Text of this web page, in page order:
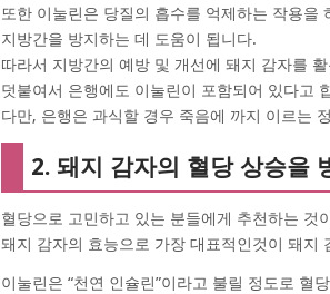
또한 이눌린은 당질의 흡수를 억제하는 작용을
지방간을 방지하는 데 도움이 됩니다.
따라서 지방간의 예방 및 개선에 돼지 감자를
덧붙여서 은행에도 이눌린이 포함되어 있다고
다만, 은행은 과식할 경우 죽음에 까지 이르는
2. 돼지 감자의 혈당 상승을
혈당으로 고민하고 있는 분들에게 추천하는 것
돼지 감자의 효능으로 가장 대표적인것이 돼지
이눌린은 “천연 인슐린”이라고 불릴 정도로 혈